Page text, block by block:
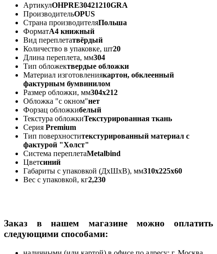
АртикулOHPRE30421210GRA
ПроизводительOPUS
Страна производителяПольша
ФорматА4 книжный
Вид переплетатвёрдый
Количество в упаковке, шт20
Длина переплета, мм304
Тип обложектвердые обложки
Материал изготовлениякартон, обклеенный
фактурным бумвинилом
Размер обложки, мм304х212
Обложка "с окном"нет
Форзац обложкибелый
Текстура обложкиТекстурированная ткань
Серия Premium
Тип поверхноститекстурированный материал с
фактурой "Холст"
Система переплетаMetalbind
Цветсиний
Габариты с упаковкой (ДхШхВ), мм310х225х60
Вес с упаковкой, кг2,230
Заказ в нашем магазине можно оплатить
следующими способами: